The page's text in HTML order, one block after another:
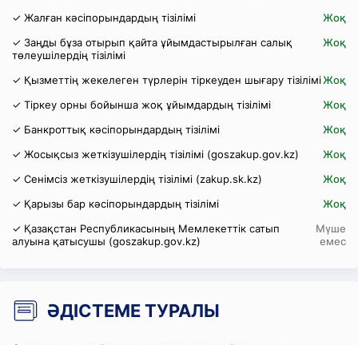
✓ Жалған кәсіпорындардың тізілімі
Жоқ
✓ Заңды бұза отырып қайта ұйымдастырылған салық
төлеушілердің тізілімі
Жоқ
✓ Қызметтің жекелеген түрлерін тіркеуден шығару тізіліміЖоқ
✓ Тіркеу орны бойынша жоқ ұйымдардың тізілімі
Жоқ
✓ Банкроттық кәсіпорындардың тізілімі
Жоқ
✓ Жосықсыз жеткізушілердің тізілімі (goszakup.gov.kz)
Жоқ
✓ Сенімсіз жеткізушілердің тізілімі (zakup.sk.kz)
Жоқ
✓ Қарызы бар кәсіпорындардың тізілімі
Жоқ
✓ Қазақстан Республикасының Мемлекеттік сатып
алуына қатысушы (goszakup.gov.kz)
Мүше
емес
ӘДІСТЕМЕ ТУРАЛЫ